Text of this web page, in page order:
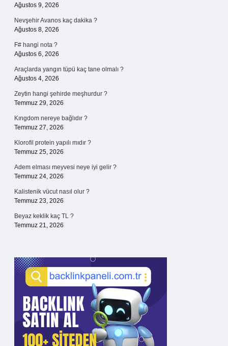
Ağustos 9, 2026
Nevşehir Avanos kaç dakika ?
Ağustos 8, 2026
F# hangi nota ?
Ağustos 6, 2026
Araçlarda yangın tüpü kaç tane olmalı ?
Ağustos 4, 2026
Zeytin hangi şehirde meşhurdur ?
Temmuz 29, 2026
Kıngdom nereye bağlıdır ?
Temmuz 27, 2026
Klorofil protein yapılı mıdır ?
Temmuz 25, 2026
Adem elması meyvesi neye iyi gelir ?
Temmuz 24, 2026
Kalistenik vücut nasıl olur ?
Temmuz 23, 2026
Beyaz keklik kaç TL ?
Temmuz 21, 2026